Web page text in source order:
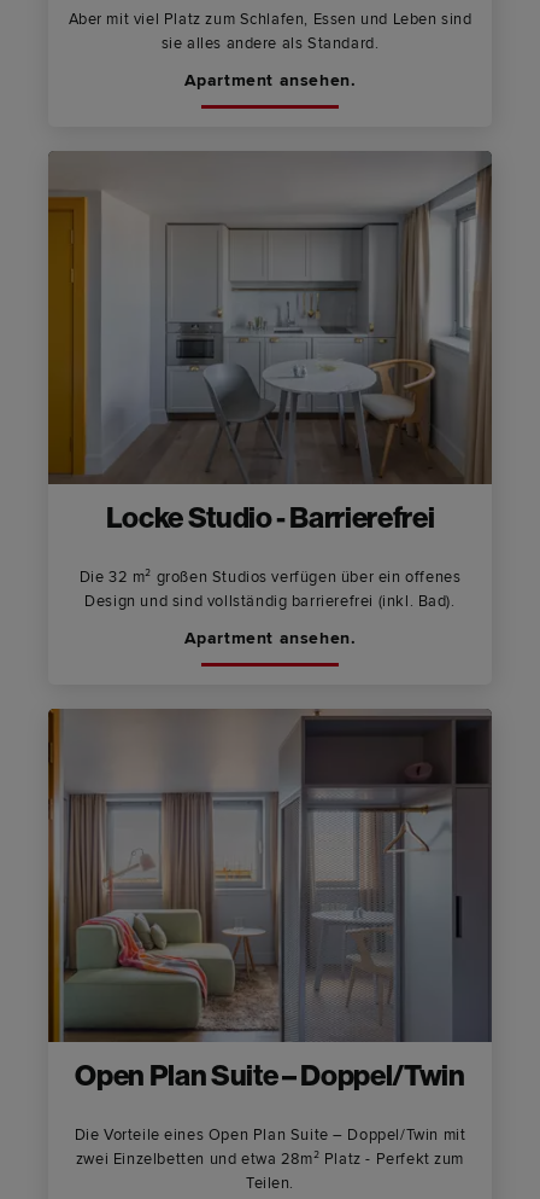
Aber mit viel Platz zum Schlafen, Essen und Leben sind
sie alles andere als Standard.
Apartment ansehen.
Locke Studio - Barrierefrei
Die 32 m² großen Studios verfügen über ein offenes
Design und sind vollständig barrierefrei (inkl. Bad).
Apartment ansehen.
Open Plan Suite – Doppel/Twin
Die Vorteile eines Open Plan Suite – Doppel/Twin mit
zwei Einzelbetten und etwa 28m² Platz - Perfekt zum
Teilen.